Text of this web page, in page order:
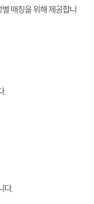
매칭을 위해 제공합니
.
다.